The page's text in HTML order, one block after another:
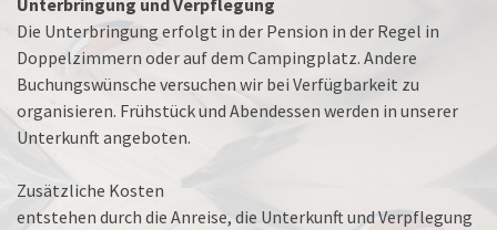
Die Unterbringung erfolgt in der Pension in der Regel in
Doppelzimmern oder auf dem Campingplatz. Andere
Buchungswünsche versuchen wir bei Verfügbarkeit zu
organisieren. Frühstück und Abendessen werden in unserer
Unterkunft angeboten.
Zusätzliche Kosten
entstehen durch die Anreise, die Unterkunft und Verpflegung